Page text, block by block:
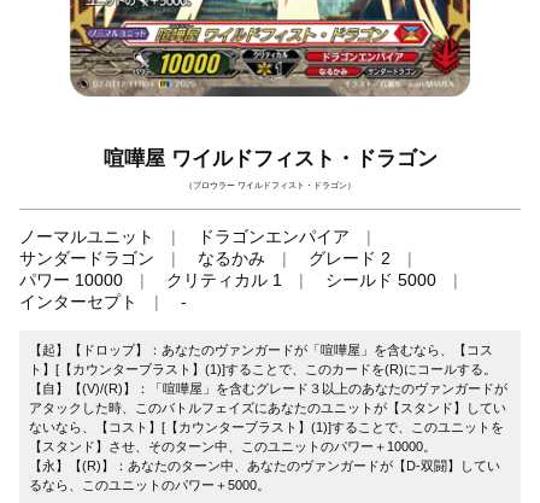
喧嘩屋 ワイルドフィスト・ドラゴン
（ブロウラー ワイルドフィスト・ドラゴン）
ノーマルユニット
ドラゴンエンパイア
サンダードラゴン
なるかみ
グレード 2
パワー 10000
クリティカル 1
シールド 5000
インターセプト
-
【起】【ドロップ】：あなたのヴァンガードが「喧嘩屋」を含むなら、【コス
ト】[【カウンターブラスト】(1)]することで、このカードを(R)にコールする。
【自】【(V)/(R)】：「喧嘩屋」を含むグレード３以上のあなたのヴァンガードが
アタックした時、このバトルフェイズにあなたのユニットが【スタンド】してい
ないなら、【コスト】[【カウンターブラスト】(1)]することで、このユニットを
【スタンド】させ、そのターン中、このユニットのパワー＋10000。
【永】【(R)】：あなたのターン中、あなたのヴァンガードが【D-双闘】してい
るなら、このユニットのパワー＋5000。